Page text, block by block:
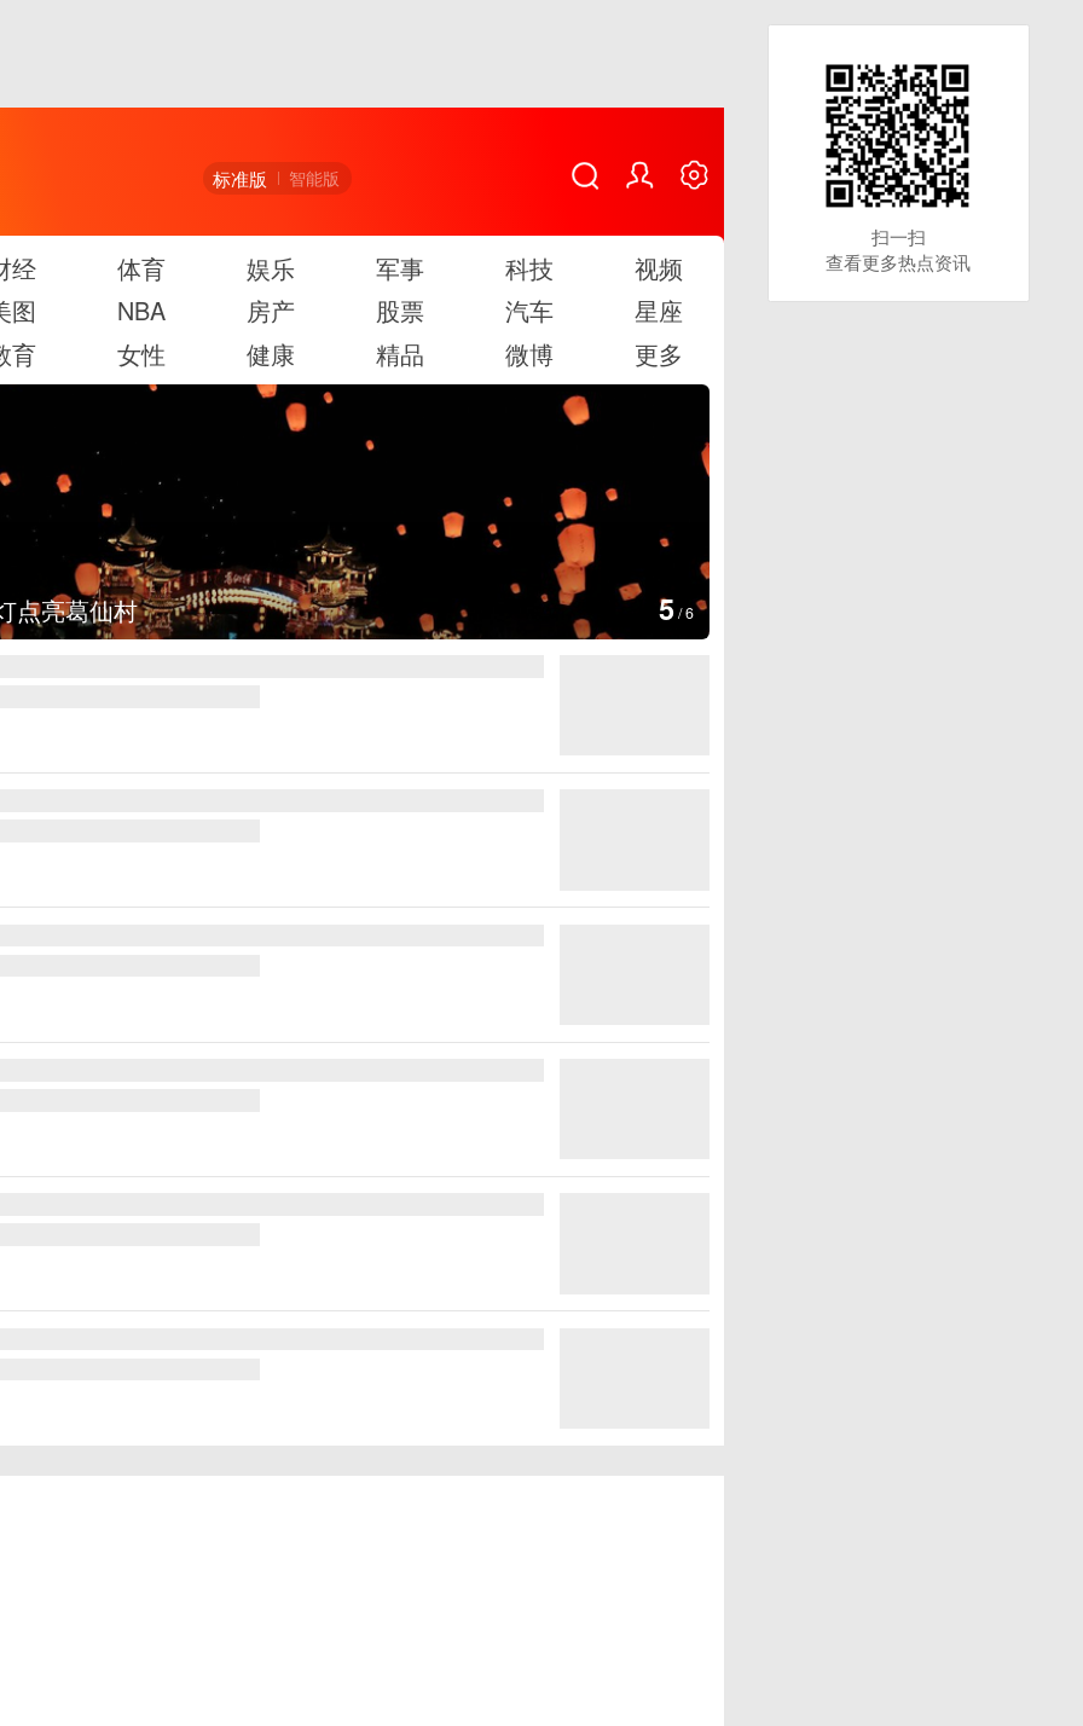
标准版 智能版
经 体育 娱乐 军事 科技
视频
图
NBA 房产 股票 汽车
星座
育
女性 健康 精品 微博 更多
图集
上海：七彩稻田画迎最佳观赏期 6/6
扫一扫
查看更多热点资讯
扫一扫
查看更多热点资讯